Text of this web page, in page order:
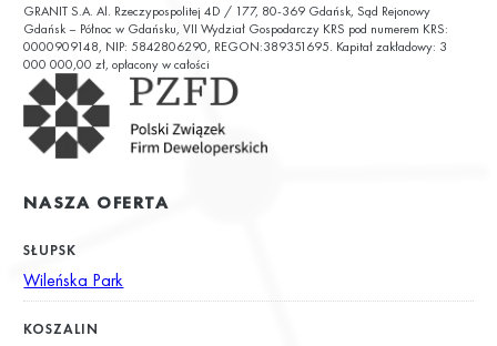
ul. Chałubińskiego 9
GRANIT S.A. Al. Rzeczypospolitej 4D / 177, 80-369 Gdańsk, Sąd Rejonowy
Gdańsk – Północ w Gdańsku, VII Wydział Gospodarczy KRS pod numerem KRS:
0000909148, NIP: 5842806290, REGON:389351695. Kapitał zakładowy: 3
000 000,00 zł, opłacony w całości
NASZA OFERTA
SŁUPSK
Wileńska Park
KOSZALIN